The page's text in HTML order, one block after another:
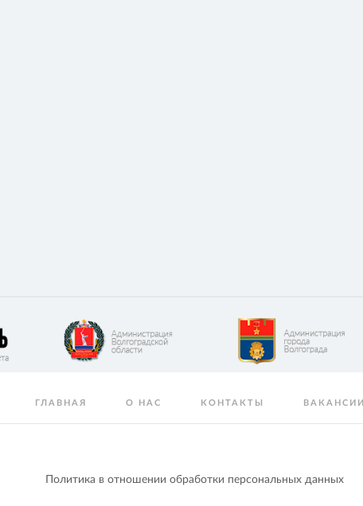
ГЛАВНАЯ О НАС КОНТАКТЫ ВАКАНСИИ
Политика в отношении обработки персональных данных